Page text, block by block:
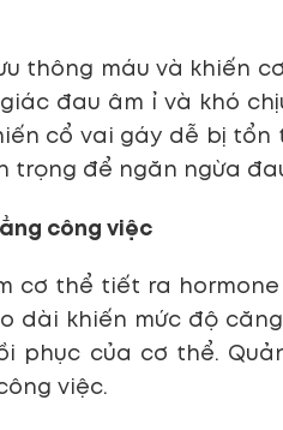
thông máu và khiến
đau âm ỉ và khó
cổ vai gáy dễ bị
trọng để ngăn ngừa
công việc
cơ thể tiết ra
dài khiến mức độ
phục của cơ thể.
việc.